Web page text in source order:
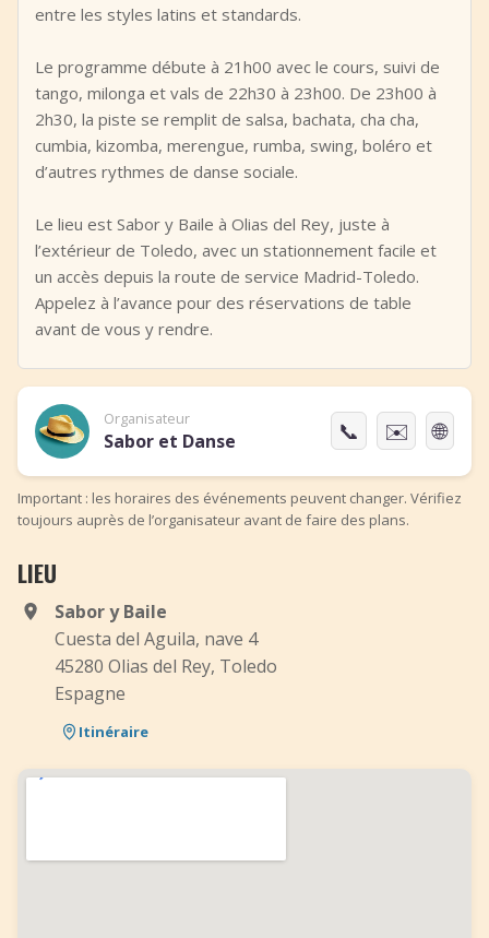
entre les styles latins et standards.
Le programme débute à 21h00 avec le cours, suivi de
tango, milonga et vals de 22h30 à 23h00. De 23h00 à
2h30, la piste se remplit de salsa, bachata, cha cha,
cumbia, kizomba, merengue, rumba, swing, boléro et
d’autres rythmes de danse sociale.
Le lieu est Sabor y Baile à Olias del Rey, juste à
l’extérieur de Toledo, avec un stationnement facile et
un accès depuis la route de service Madrid-Toledo.
Appelez à l’avance pour des réservations de table
avant de vous y rendre.
Organisateur
Sabor et Danse 📞 ✉️ 🌐
Important : les horaires des événements peuvent changer. Vérifiez
toujours auprès de l’organisateur avant de faire des plans.
LIEU
Sabor y Baile
Cuesta del Aguila, nave 4
45280 Olias del Rey, Toledo
Espagne
Itinéraire